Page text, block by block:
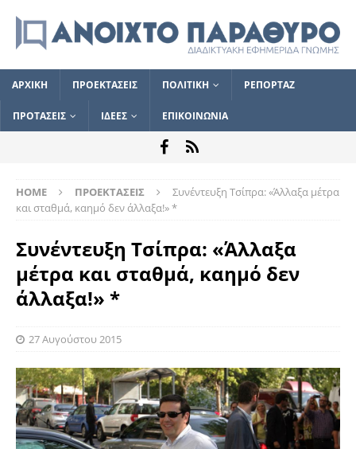
ΑΡΧΙΚΗ ΠΡΟΕΚΤΑΣΕΙΣ ΠΟΛΙΤΙΚΗ ΡΕΠΟΡΤΑΖ
ΠΡΟΤΑΣΕΙΣ ΙΔΕΕΣ ΕΠΙΚΟΙΝΩΝΙΑ
HOME ΠΡΟΕΚΤΑΣΕΙΣ
Συνέντευξη Τσίπρα: «Άλλαξα μέτρα
και σταθμά, καημό δεν άλλαξα!» *
Συνέντευξη Τσίπρα: «Άλλαξα
μέτρα και σταθμά, καημό δεν
άλλαξα!» *
27 Αυγούστου 2015